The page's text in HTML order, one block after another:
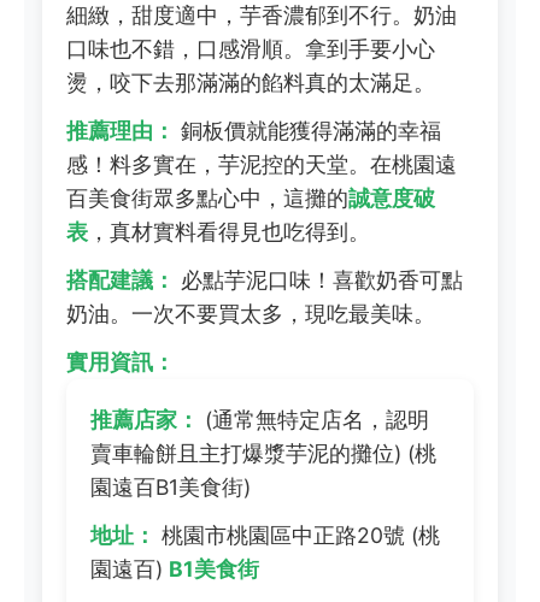
細緻，甜度適中，芋香濃郁到不行。奶油
口味也不錯，口感滑順。拿到手要小心
燙，咬下去那滿滿的餡料真的太滿足。
推薦理由： 銅板價就能獲得滿滿的幸福
感！料多實在，芋泥控的天堂。在桃園遠
百美食街眾多點心中，這攤的誠意度破
表 ，真材實料看得見也吃得到。
搭配建議：
必點芋泥口味！喜歡奶香可點
奶油。一次不要買太多，現吃最美味。
實用資訊：
推薦店家：
(通常無特定店名，認明
賣車輪餅且主打爆漿芋泥的攤位) (桃
園遠百B1美食街)
地址： 桃園市桃園區中正路20號 (桃
園遠百) B1美食街